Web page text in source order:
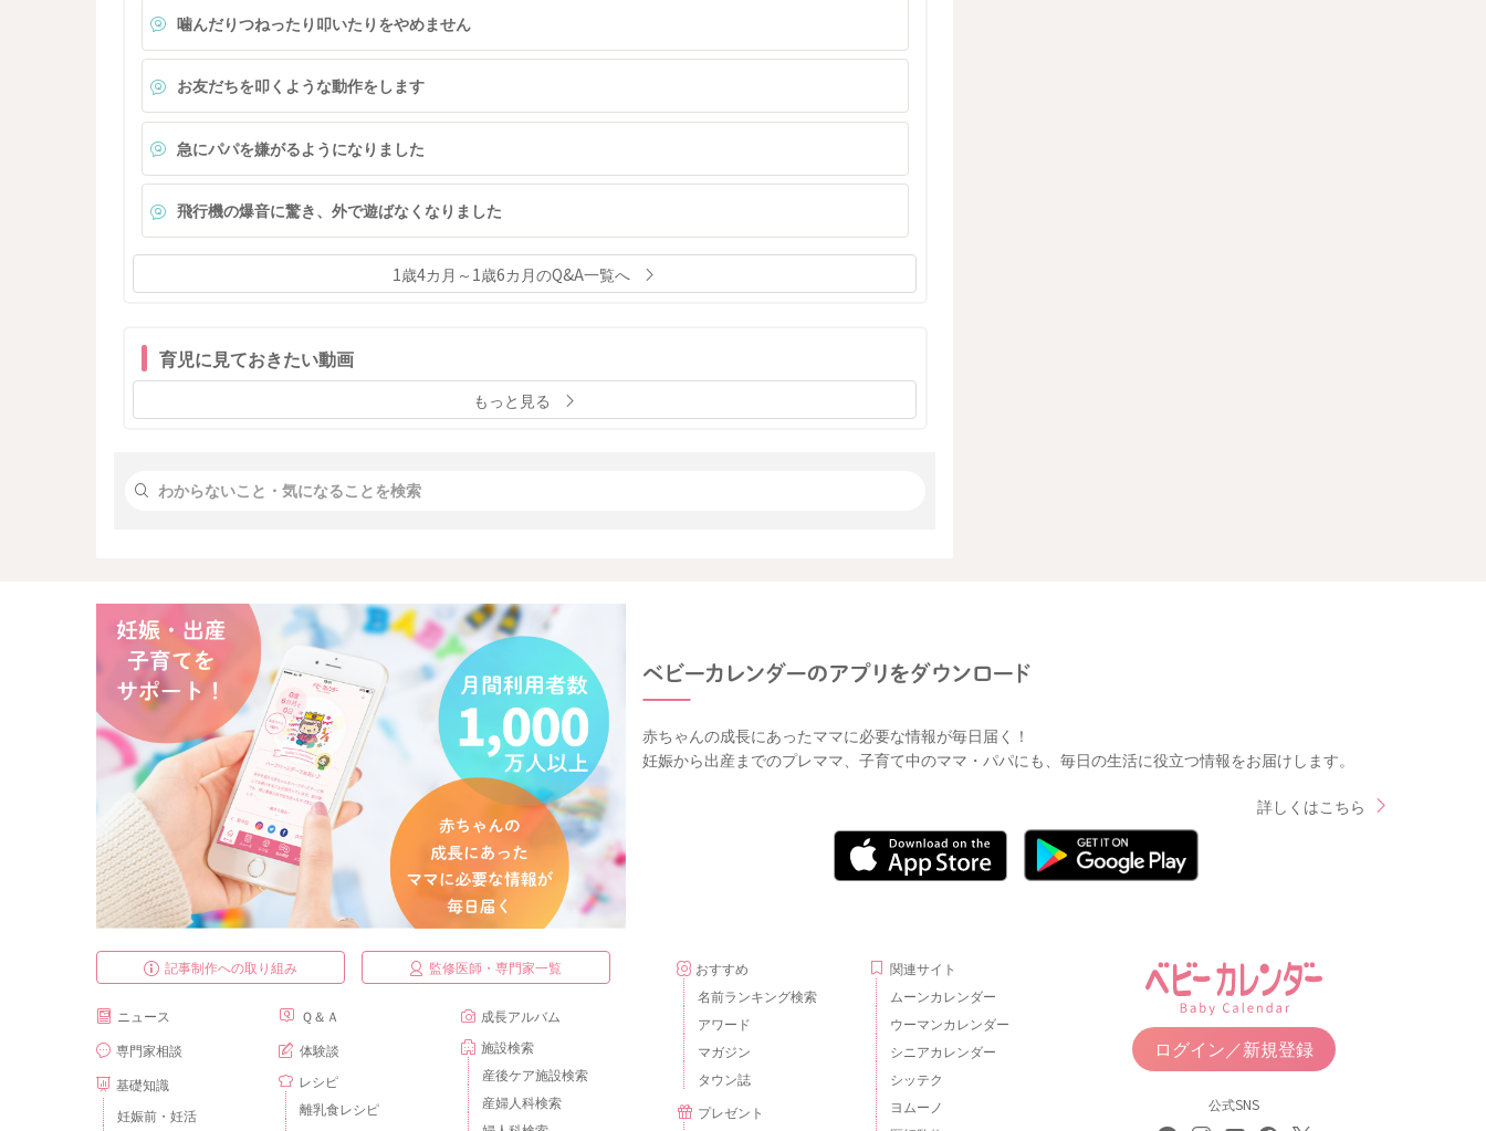
噛んだりつねったり叩いたりをやめません
お友だちを叩くような動作をします
急にパパを嫌がるようになりました
飛行機の爆音に驚き、外で遊ばなくなりました
1歳4カ月～1歳6カ月のQ&A一覧へ
育児に見ておきたい動画
もっと見る
赤ちゃんの成長にあったママに必要な情報が毎日届く！
妊娠から出産までのプレママ、子育て中のママ・パパにも、毎日の生活に役立つ情報をお届けします。
詳しくはこちら
記事制作への取り組み 監修医師・専門家一覧
ニュース
専門家相談
基礎知識
妊娠前・妊活
Ｑ＆Ａ
体験談
レシピ
離乳食レシピ
成長アルバム
施設検索
産後ケア施設検索
産婦人科検索
おすすめ
名前ランキング検索
アワード
マガジン
タウン誌
プレゼント
関連サイト
ムーンカレンダー
ウーマンカレンダー
シニアカレンダー
シッテク
ヨムーノ
ログイン／新規登録
公式SNS